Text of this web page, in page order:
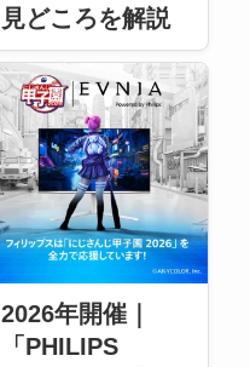
見どころを解説
2026年開催｜
「PHILIPS